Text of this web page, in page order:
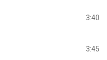
3:40
3:45